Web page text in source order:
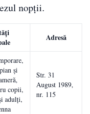
nopții.
Adresă
și
copii,
adulți,
Str. 31
August 1989,
nr. 115